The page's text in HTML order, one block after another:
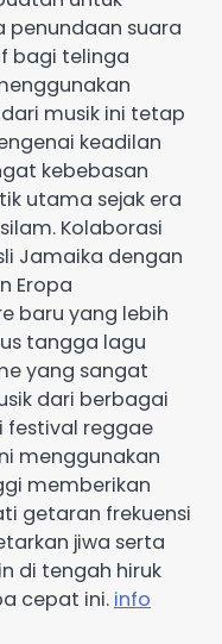
penundaan suara
bagi telinga
musik ini tetap
keadilan
kebebasan
utama sejak era
Kolaborasi
Jamaika dengan
Eropa
baru yang lebih
tangga lagu
yang sangat
dari berbagai
festival reggae
menggunakan
memberikan
getaran frekuensi
jiwa serta
di tengah hiruk
cepat ini. info